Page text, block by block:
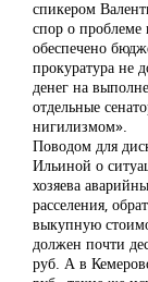
спикером
спор о проблеме
обеспечено
прокуратура не
денег на
отдельные
нигилизмом».
Поводом для
Ильиной о
хозяева
расселения,
выкупную
должен почти
руб. А в